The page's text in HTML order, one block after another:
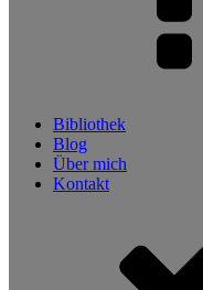
Bibliothek
Blog
Über mich
Kontakt